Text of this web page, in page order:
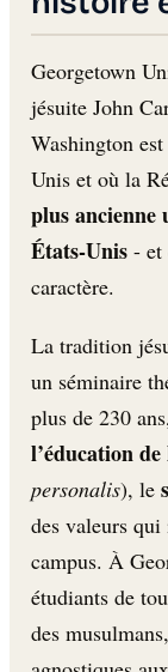
Georgetown
jésuite John
Washington
Unis et où la
plus ancienne
États-Unis - et
caractère.
La tradition
un séminaire
plus de 230
l’éducation
personalis), le
des valeurs
campus. À
étudiants de
des